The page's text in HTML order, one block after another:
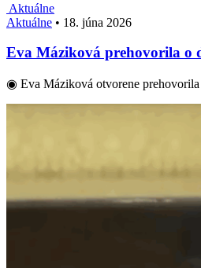
Aktuálne
Aktuálne • 18. júna 2026
Eva Máziková prehovorila o
◉ Eva Máziková otvorene